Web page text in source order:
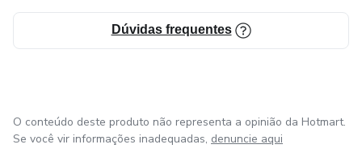
suas mensagens e marcas sejam não apenas vistas, mas
reconhecimento da marca, até liderar campanhas de
marketing inovadoras na AT&amp;M Tecnologia e inspirar
Dúvidas frequentes
O conteúdo deste produto não representa a opinião da Hotmart.
Se você vir informações inadequadas, denuncie aqui